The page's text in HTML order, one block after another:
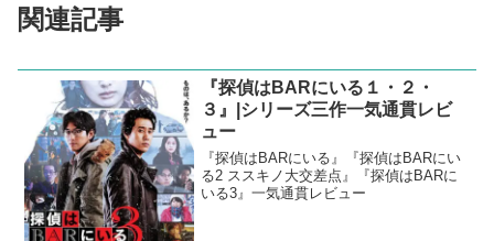
関連記事
『探偵はBARにいる１・２・
３』|シリーズ三作一気通貫レビ
ュー
『探偵はBARにいる』『探偵はBARにい
る2 ススキノ大交差点』『探偵はBARに
いる3』一気通貫レビュー